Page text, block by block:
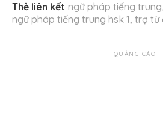
Thẻ liên kết ngữ pháp tiếng trung,
ngữ pháp tiếng trung hsk 1, trợ từ
QUẢNG CÁO